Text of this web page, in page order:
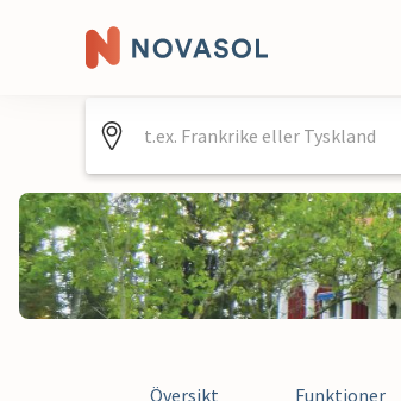
Översikt Funktioner